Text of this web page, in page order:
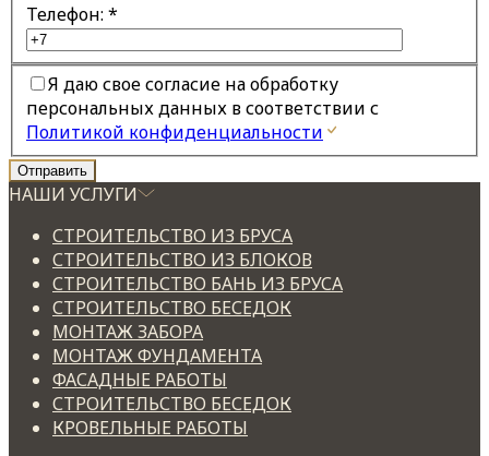
Телефон: *
Я даю свое согласие на обработку
персональных данных в соответствии с
Политикой конфиденциальности
НАШИ УСЛУГИ
СТРОИТЕЛЬСТВО ИЗ БРУСА
СТРОИТЕЛЬСТВО ИЗ БЛОКОВ
СТРОИТЕЛЬСТВО БАНЬ ИЗ БРУСА
СТРОИТЕЛЬСТВО БЕСЕДОК
МОНТАЖ ЗАБОРА
МОНТАЖ ФУНДАМЕНТА
ФАСАДНЫЕ РАБОТЫ
СТРОИТЕЛЬСТВО БЕСЕДОК
КРОВЕЛЬНЫЕ РАБОТЫ